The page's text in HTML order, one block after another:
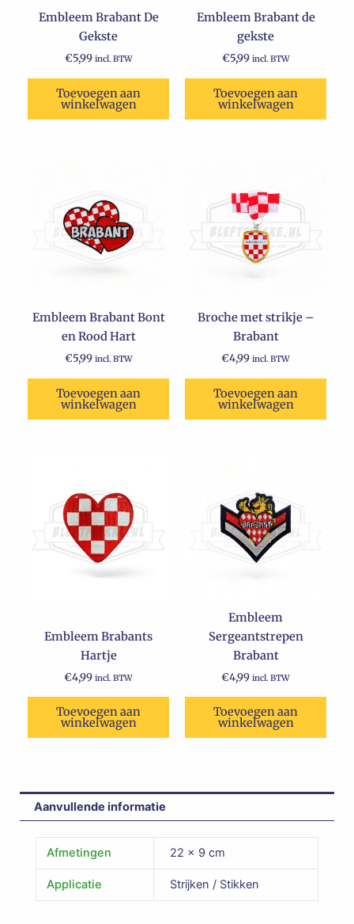
Embleem Brabant De
Gekste
€5,99 incl. BTW
Toevoegen aan
winkelwagen
Embleem Brabant de
gekste
€5,99 incl. BTW
Toevoegen aan
winkelwagen
Embleem Brabant Bont
en Rood Hart
€5,99 incl. BTW
Toevoegen aan
winkelwagen
Broche met strikje –
Brabant
€4,99 incl. BTW
Toevoegen aan
winkelwagen
Embleem Brabants
Hartje
€4,99 incl. BTW
Toevoegen aan
winkelwagen
Embleem
Sergeantstrepen
Brabant
€4,99 incl. BTW
Toevoegen aan
winkelwagen
Aanvullende informatie
Afmetingen 22 × 9 cm
Applicatie Strijken / Stikken